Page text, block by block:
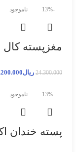
-13% ناموجود
مغزپسته کال
24.300.000 ریال
-13% ناموجود
پسته خندان اکبری -